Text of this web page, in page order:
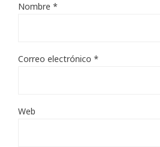
Nombre *
Correo electrónico *
Web